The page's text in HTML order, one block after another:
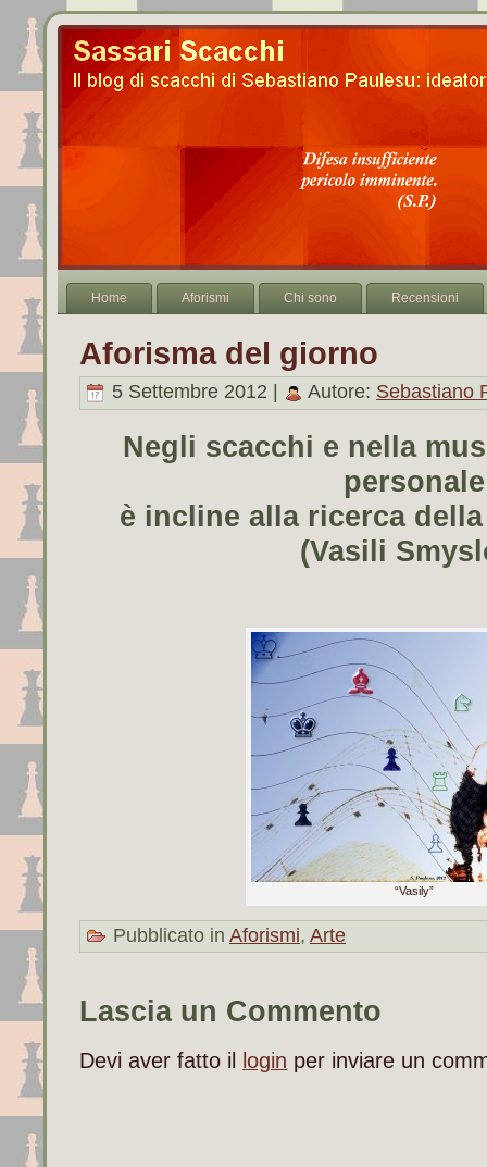
Home Aforismi Chi sono Recensioni
Aforisma del giorno
5 Settembre 2012 | Autore: Sebastiano
Negli scacchi e nella
personale
è incline alla ricerca
(Vasili
“Vasily”
Pubblicato in Aforismi, Arte
Lascia un Commento
Devi aver fatto il login per inviare un